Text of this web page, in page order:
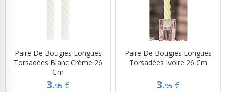
Paire De Bougies Longues
Torsadées Blanc Crème 26
Cm
3.95 €
Paire De Bougies Longues
Torsadées Ivoire 26 Cm
3.95 €